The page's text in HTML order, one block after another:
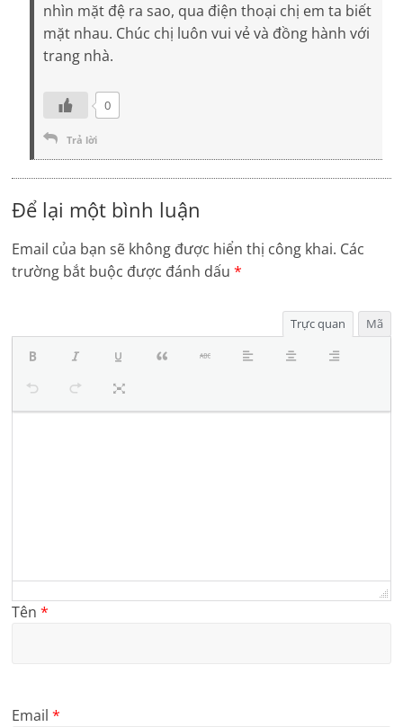
nhìn mặt đệ ra sao, qua điện thoại chị em ta biết
mặt nhau. Chúc chị luôn vui vẻ và đồng hành với
trang nhà.
0
Trả lời
Để lại một bình luận
Email của bạn sẽ không được hiển thị công khai. Các
trường bắt buộc được đánh dấu*
Trực quan Mã
Tên*
Email*